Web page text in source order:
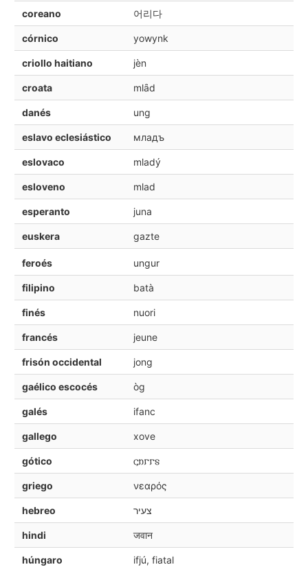
coreano 어리다
córnico yowynk
criollo haitiano jèn
croata mlȃd
danés ung
eslavo eclesiástico младъ
eslovaco mladý
esloveno mlad
esperanto juna
euskera gazte
feroés ungur
filipino batà
finés nuori
francés jeune
frisón occidental jong
gaélico escocés òg
galés ifanc
gallego xove
gótico 𐌾𐌿𐌲𐌲𐍃
griego νεαρός
hebreo צעיר
hindi जवान
húngaro ifjú, fiatal